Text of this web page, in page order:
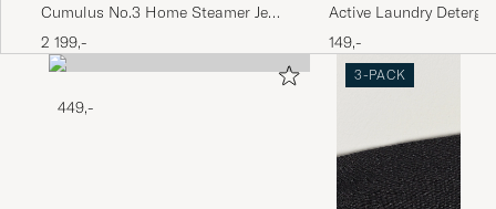
Cumulus No.3 Home Steamer Jet
Black
2 199,-
Active Laundry
149,-
449,-
3-PACK